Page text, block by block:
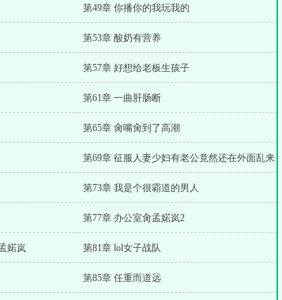
第49章 你播你的我玩我的
第53章 酸奶有营养
第57章 好想给老板生孩子
第61章 一曲肝肠断
第65章 肏嘴肏到了高潮
第69章 征服人妻少妇有老公竟然还在外面乱来
第73章 我是个很霸道的男人
第77章 办公室肏孟婼岚2
婼岚 第81章 lol女子战队
第85章 任重而道远